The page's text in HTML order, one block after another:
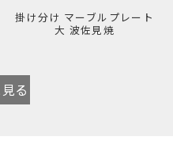
掛け分け マーブルプレート
大 波佐見焼
る